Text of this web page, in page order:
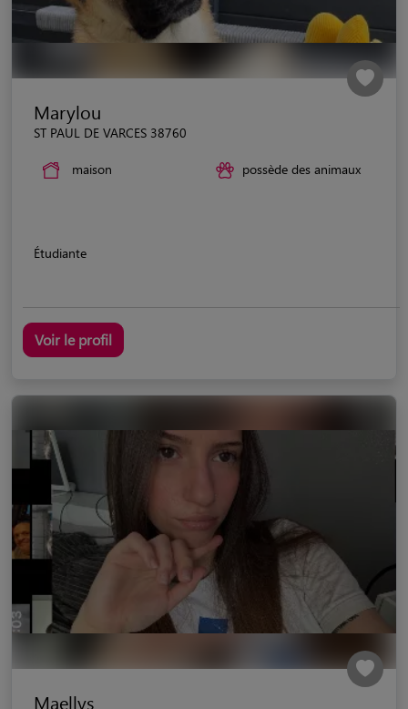
Marylou
ST PAUL DE VARCES 38760
maison possède des animaux
Étudiante
Voir le profil
Maellys